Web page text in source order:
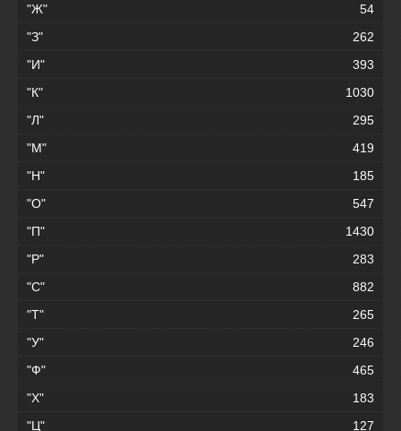
"Ж"
54
"З"
262
"И"
393
"К"
1030
"Л"
295
"М"
419
"Н"
185
"О"
547
"П"
1430
"Р"
283
"С"
882
"Т"
265
"У"
246
"Ф"
465
"Х"
183
"Ц"
127